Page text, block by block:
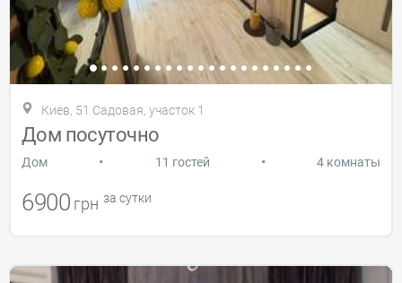
Киев, 51 Садовая, участок 1
Дом посуточно
Дом • 11 гостей • 4 комнаты
6900 грн за сутки